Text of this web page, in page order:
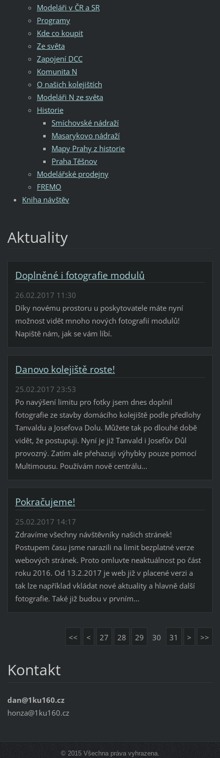
Modeláři v ČR a SR
Programy
Kde co koupit
Ze světa
Zapojení DCC
Komunita N
O našich kolejištích
Modeláři N ze světa
Historie
Smíchovské nádraží
Masarykovo nádraží
Mapy Prahy z historie
Praha Těšnov
Modelářské prodejny
FREMO
Kniha návštěv
Aktuality
Doplněné i fotografie modulů
26.02.2017 11:30
Díky novému prostoru u poskytovatele máte nyní
možnost vidět mnoho nových fotografií modulů!
Napiště nám, jak se vám líbí.
Danovo kolejiště roste!
25.02.2017 23:53
Po navýšení limitu pro fotky jsem dnes doplnil
fotografie ze stavby domácího kolejiště podle předlohy
Tanvaldu a Josefova Dolu. Můžete tak po dlouhé době
vidět, že postupuji. Nyní je již Tanvald i Josefův Důl
provozný. Zatím ale přehazuji výhybky pouze pomocí
Multimousu. Používám nově centrálu...
Pokračujeme!
25.02.2017 14:17
Zdravíme všechny návštěvníky našich stránek!
Postupem času jsme narazili na limit bezplatné verze
webových stránek. Proto omluvte neaktuálnost po část
roku 2016. Od 13.2.2017 je web již v placené verzi a
tak lze například vkládat nové aktuality a hlavně další
fotografie. Také již budou v prvním...
<< < 27 28 29 30 31 > >>
Kontakt
dan@1ku160.cz
honza@1ku160.cz
© 2015 Všechna práva vyhrazena.